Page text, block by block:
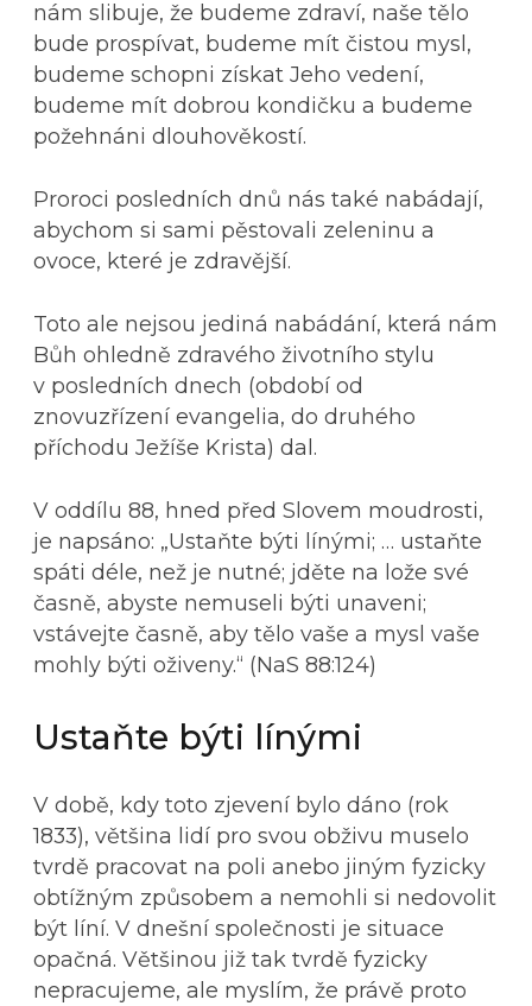
nám slibuje, že budeme zdraví, naše tělo
bude prospívat, budeme mít čistou mysl,
budeme schopni získat Jeho vedení,
budeme mít dobrou kondičku a budeme
požehnáni dlouhověkostí.
Proroci posledních dnů nás také nabádají,
abychom si sami pěstovali zeleninu a
ovoce, které je zdravější.
Toto ale nejsou jediná nabádání, která nám
Bůh ohledně zdravého životního stylu
v posledních dnech (období od
znovuzřízení evangelia, do druhého
příchodu Ježíše Krista) dal.
V oddílu 88, hned před Slovem moudrosti,
je napsáno: „Ustaňte býti línými; … ustaňte
spáti déle, než je nutné; jděte na lože své
časně, abyste nemuseli býti unaveni;
vstávejte časně, aby tělo vaše a mysl vaše
mohly býti oživeny.“ (NaS 88:124)
Ustaňte býti línými
V době, kdy toto zjevení bylo dáno (rok
1833), většina lidí pro svou obživu muselo
tvrdě pracovat na poli anebo jiným fyzicky
obtížným způsobem a nemohli si nedovolit
být líní. V dnešní společnosti je situace
opačná. Většinou již tak tvrdě fyzicky
nepracujeme, ale myslím, že právě proto